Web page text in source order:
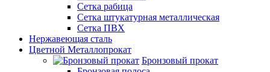
Сетка рабица
Сетка штукатурная металлическая
Сетка ПВХ
Нержавеющая сталь
Цветной Металлопрокат
Бронзовый прокат